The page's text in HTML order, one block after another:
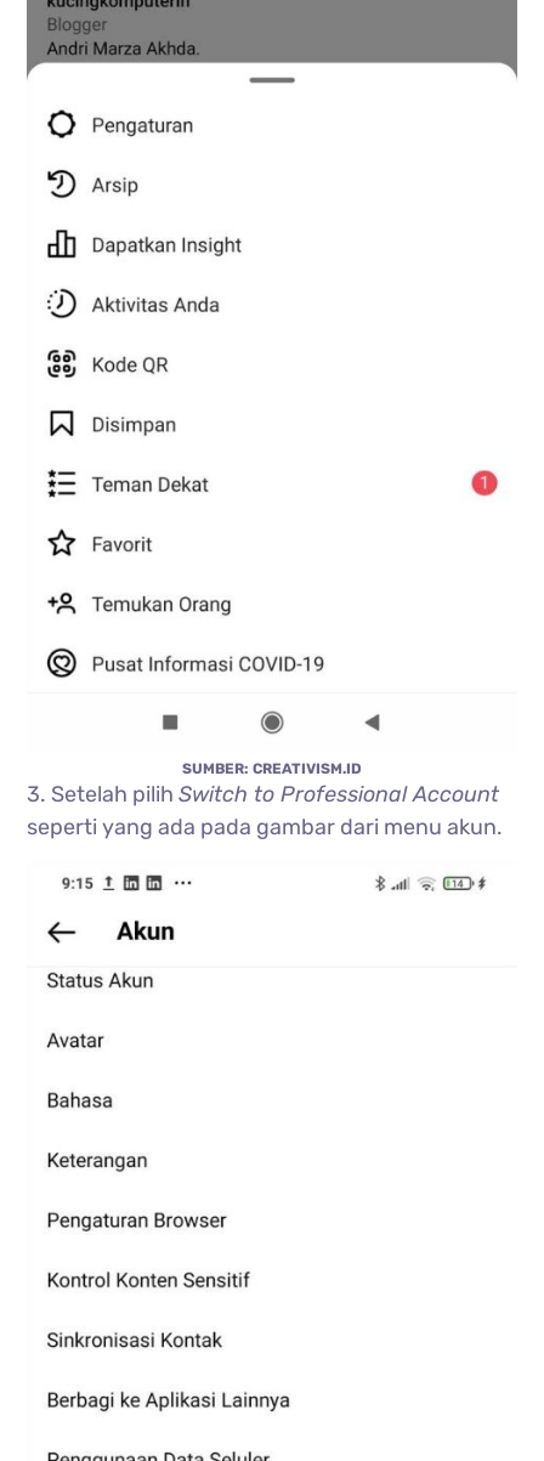
SUMBER: CREATIVISM.ID
3. Setelah pilihSwitch to Professional Account
seperti yang ada pada gambar dari menu akun.